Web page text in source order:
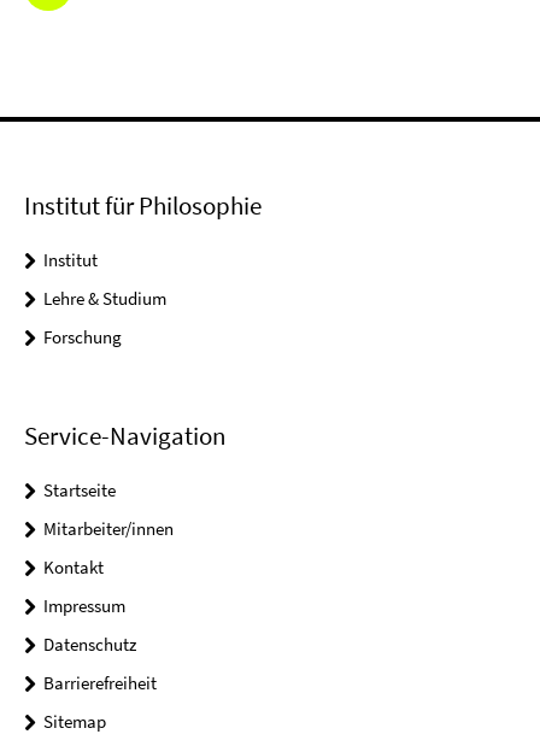
Institut für Philosophie
Institut
Lehre & Studium
Forschung
Service-Navigation
Startseite
Mitarbeiter/innen
Kontakt
Impressum
Datenschutz
Barrierefreiheit
Sitemap